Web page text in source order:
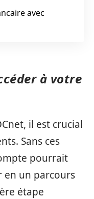
avec
à votre
il est crucial
Sans ces
pourrait
en un parcours
étape